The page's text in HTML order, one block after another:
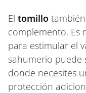
El tomillo
complemento. Es
para estimular el
sahumerio puede
donde necesites
protección